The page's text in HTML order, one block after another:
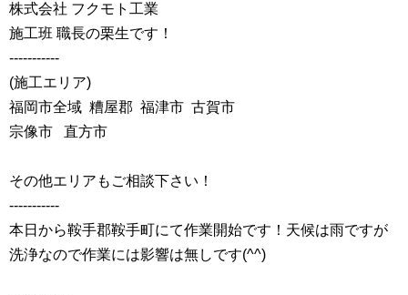
株式会社 フクモト工業
施工班 職長の栗生です！
‐‐‐‐‐‐‐‐‐‐‐
(施工エリア)
福岡市全域 糟屋郡 福津市 古賀市
宗像市 直方市
その他エリアもご相談下さい！
‐‐‐‐‐‐‐‐‐‐‐
本日から鞍手郡鞍手町にて作業開始です！天候は雨ですが
洗浄なので作業には影響は無しです(^^)